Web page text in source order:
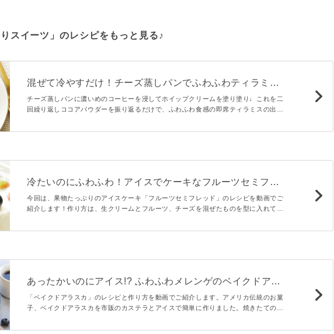
スイーツ」のレシピをもっと見る♪
混ぜて冷やすだけ！チーズ蒸しパンでふわふわティラミ
ス！
チーズ蒸しパンに濃いめのコーヒーを浸してホイップクリームを塗り塗り♩これを二
回繰り返しココアパウダーを振り返るだけで、ふわふわ食感の即席ティラミスの出来
冷たいのにふわふわ！アイスでケーキなフルーツセミフレ
ッド
今回は、果物たっぷりのアイスケーキ「フルーツセミフレッド」のレシピを動画でご
紹介します！作り方は、生クリームとフルーツ、チーズを混ぜたものを型に入れて凍
あったかいのにアイス!? ふわふわメレンゲのベイクドアラ
スカ
「ベイクドアラスカ」のレシピと作り方を動画でご紹介します。アメリカ伝統のお菓
子、ベイクドアラスカを市販のカステラとアイスで簡単に作りました。焼きたての温
すめですよ♪